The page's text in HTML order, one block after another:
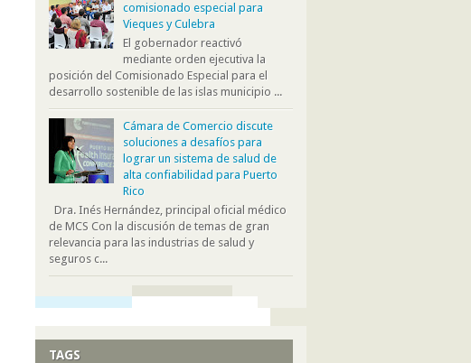
comisionado especial para
Vieques y Culebra
El gobernador reactivó
mediante orden ejecutiva la
posición del Comisionado Especial para el
desarrollo sostenible de las islas municipio ...
Cámara de Comercio discute
soluciones a desafíos para
lograr un sistema de salud de
alta confiabilidad para Puerto
Rico
Dra. Inés Hernández, principal oficial médico
de MCS Con la discusión de temas de gran
relevancia para las industrias de salud y
seguros c...
TAGS